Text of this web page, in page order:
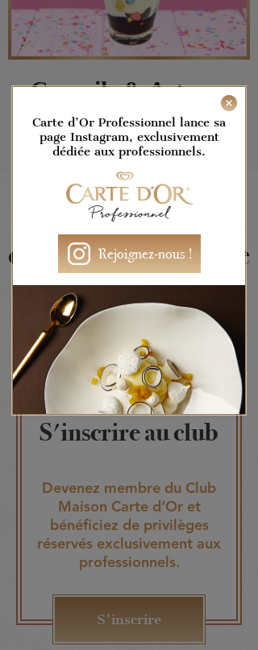
Conseils & Astuces
La guimauve se marie parfaitement
avec la vanille et le chocolat
Vous devez être
connecté pour voir le
contenu
S'inscrire au club
Devenez membre du Club
Maison Carte d‘Or et
bénéficiez de privilèges
réservés exclusivement aux
professionnels.
S'inscrire
Carte d’Or Professionnel lance sa
page Instagram, exclusivement
dédiée aux professionnels.
Rejoignez-nous !